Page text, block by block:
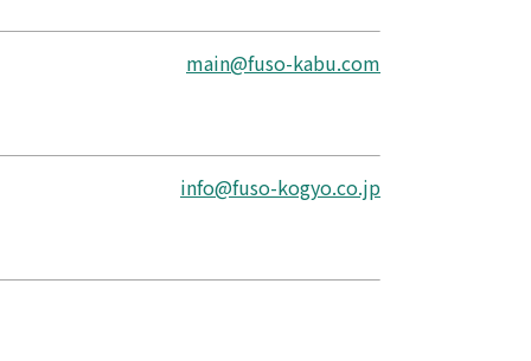
main@fuso-kabu.com
info@fuso-kogyo.co.jp